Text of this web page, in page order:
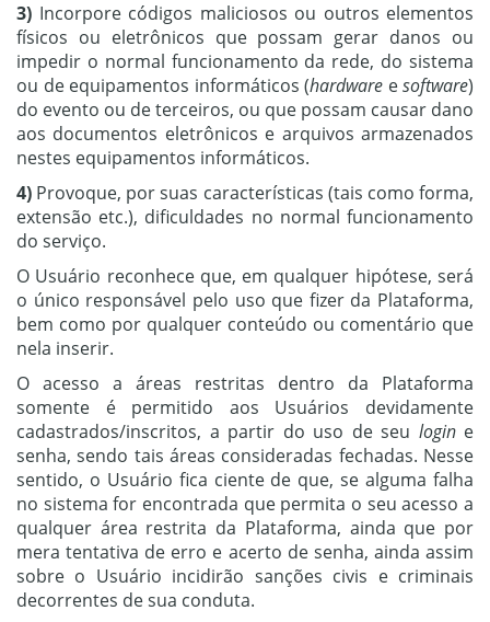
3) Incorpore códigos maliciosos ou outros elementos
físicos ou eletrônicos que possam gerar danos ou
impedir o normal funcionamento da rede, do sistema
ou de equipamentos informáticos (hardware esoftware)
do evento ou de terceiros, ou que possam causar dano
aos documentos eletrônicos e arquivos armazenados
nestes equipamentos informáticos.
4) Provoque, por suas características (tais como forma,
extensão etc.), dificuldades no normal funcionamento
do serviço.
O Usuário reconhece que, em qualquer hipótese, será
o único responsável pelo uso que fizer da Plataforma,
bem como por qualquer conteúdo ou comentário que
nela inserir.
O acesso a áreas restritas dentro da Plataforma
somente é permitido aos Usuários devidamente
cadastrados/inscritos, a partir do uso de seu logine
senha, sendo tais áreas consideradas fechadas. Nesse
sentido, o Usuário fica ciente de que, se alguma falha
no sistema for encontrada que permita o seu acesso a
qualquer área restrita da Plataforma, ainda que por
mera tentativa de erro e acerto de senha, ainda assim
sobre o Usuário incidirão sanções civis e criminais
decorrentes de sua conduta.